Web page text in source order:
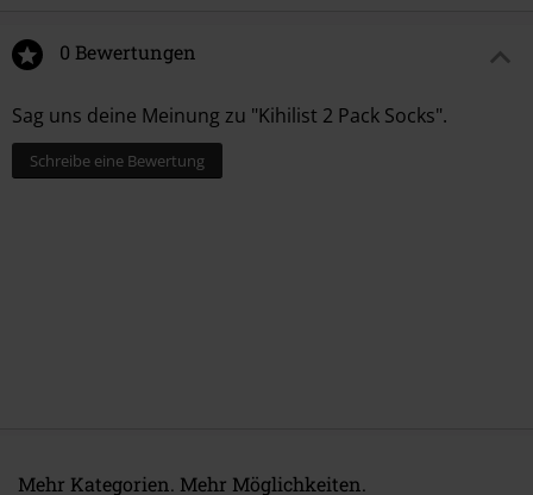
0 Bewertungen
Sag uns deine Meinung zu "Kihilist 2 Pack Socks".
Schreibe eine Bewertung
Mehr Kategorien. Mehr Möglichkeiten.